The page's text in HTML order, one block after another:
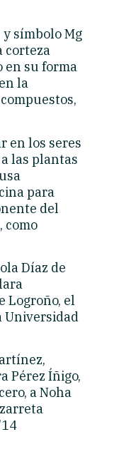
símbolo Mg
corteza
en su forma
la
en los seres
las plantas
para
del
como
Díaz de
Logroño, el
Universidad
Pérez Íñigo,
a Noha